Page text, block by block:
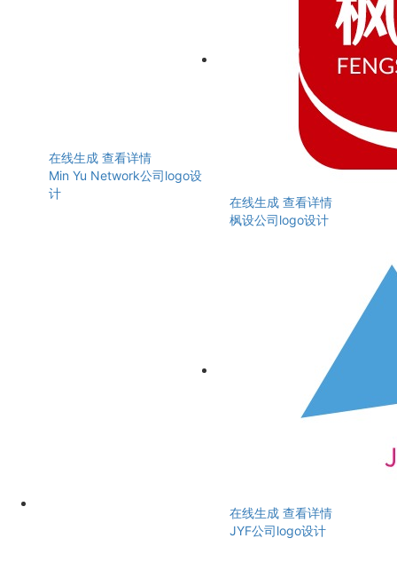
在线生成 查看详情
Min Yu Network公司logo设
计
在线生成 查看详情
枫设公司logo设计
在线生成 查看详情
JYF公司logo设计